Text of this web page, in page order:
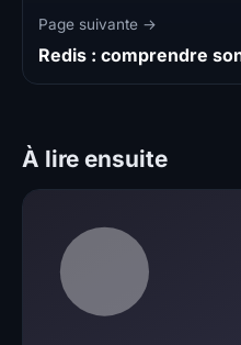
Page suivante →
Redis : comprendre
À lire ensuite